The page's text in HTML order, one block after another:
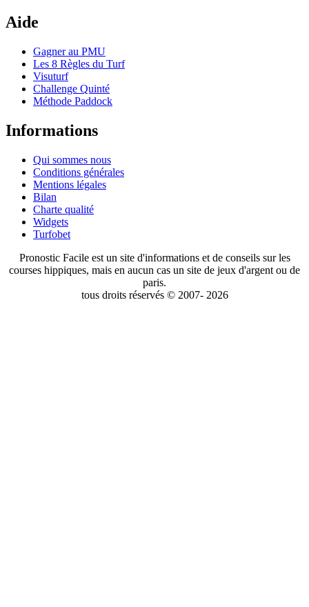
Aide
Gagner au PMU
Les 8 Règles du Turf
Visuturf
Challenge Quinté
Méthode Paddock
Informations
Qui sommes nous
Conditions générales
Mentions légales
Bilan
Charte qualité
Widgets
Turfobet
Pronostic Facile est un site d'informations et de conseils sur les
courses hippiques, mais en aucun cas un site de jeux d'argent ou de
paris.
tous droits réservés © 2007- 2026